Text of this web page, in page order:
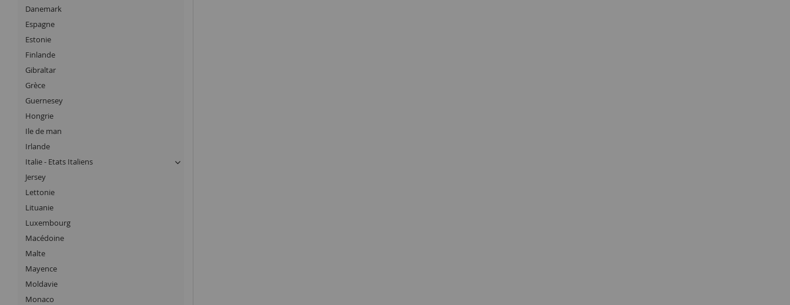
Danemark
Espagne
Estonie
Finlande
Gibraltar
Grèce
Guernesey
Hongrie
Ile de man
Irlande
Italie - Etats Italiens
Jersey
Lettonie
Lituanie
Luxembourg
Macédoine
Malte
Mayence
Moldavie
Monaco